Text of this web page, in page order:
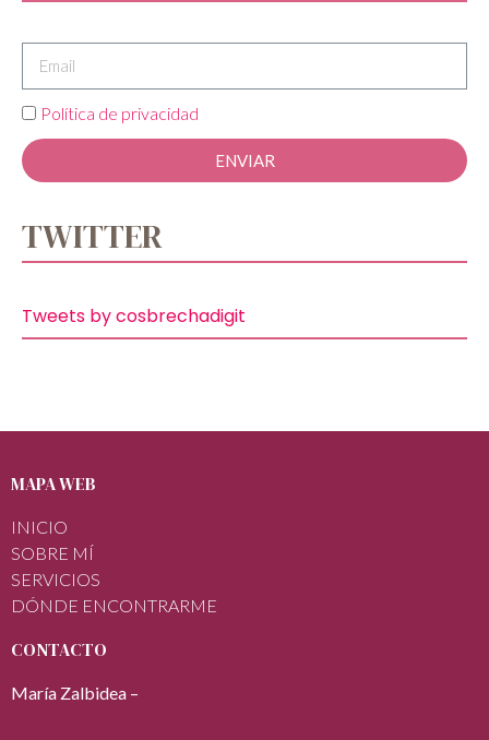
Política de privacidad
ENVIAR
TWITTER
Tweets by cosbrechadigit
MAPA WEB
INICIO
SOBRE MÍ
SERVICIOS
DÓNDE ENCONTRARME
CONTACTO
María Zalbidea –